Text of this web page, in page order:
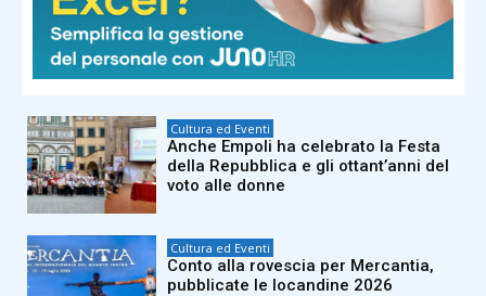
Cultura ed Eventi
Torna a Empoli il festival di storia
contemporanea Contè Sto: tutti gli
appuntamenti dal 18 al 20 settembre
Cultura ed Eventi
Anche Empoli ha celebrato la Festa
della Repubblica e gli ottant’anni del
voto alle donne
Cultura ed Eventi
Conto alla rovescia per Mercantia,
pubblicate le locandine 2026